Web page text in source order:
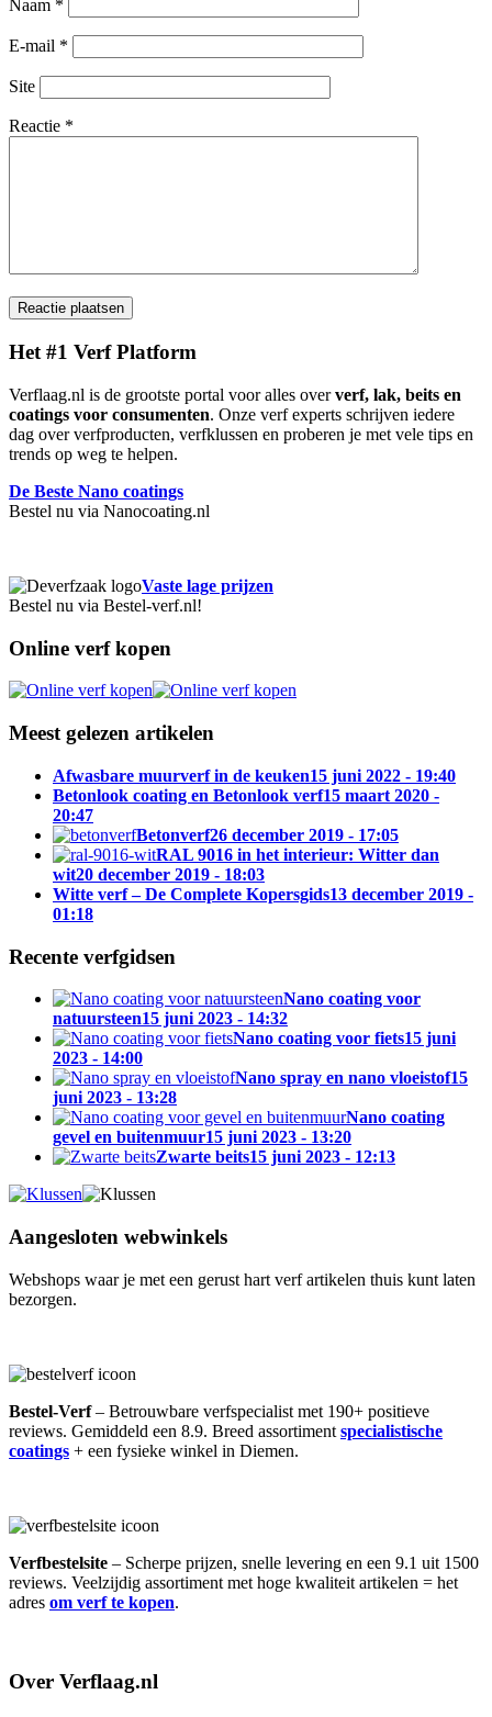
Naam *
E-mail *
Site
Reactie *
Het #1 Verf Platform
Verflaag.nl is de grootste portal voor alles oververf, lak, beits en
coatings voor consumenten. Onze verf experts schrijven iedere
dag over verfproducten, verfklussen en proberen je met vele tips en
trends op weg te helpen.
De Beste Nano coatings
Bestel nu via Nanocoating.nl
Vaste lage prijzen
Bestel nu via Bestel-verf.nl!
Online verf kopen
Meest gelezen artikelen
Afwasbare muurverf in de keuken15 juni 2022 - 19:40
Betonlook coating en Betonlook verf15 maart 2020 -
20:47
Betonverf26 december 2019 - 17:05
RAL 9016 in het interieur: Witter dan
wit20 december 2019 - 18:03
Witte verf – De Complete Kopersgids13 december 2019 -
01:18
Recente verfgidsen
Nano coating voor
natuursteen15 juni 2023 - 14:32
Nano coating voor fiets15 juni
2023 - 14:00
Nano spray en nano vloeistof15
juni 2023 - 13:28
Nano coating
gevel en buitenmuur15 juni 2023 - 13:20
Zwarte beits15 juni 2023 - 12:13
Aangesloten webwinkels
Webshops waar je met een gerust hart verf artikelen thuis kunt laten
bezorgen.
Bestel-Verf– Betrouwbare verfspecialist met 190+ positieve
reviews. Gemiddeld een 8.9. Breed assortiment specialistische
coatings + een fysieke winkel in Diemen.
Verfbestelsite – Scherpe prijzen, snelle levering en een 9.1 uit 1500
reviews. Veelzijdig assortiment met hoge kwaliteit artikelen = het
adres om verf te kopen.
Over Verflaag.nl